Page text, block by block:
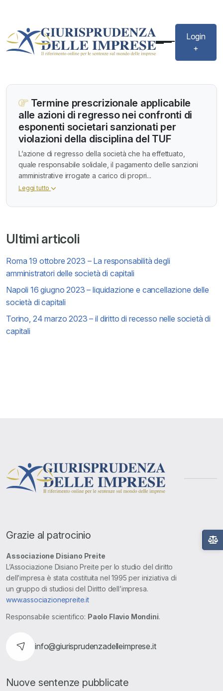
Login
+
Ultimi articoli
Roma 19 ottobre 2023 – La responsabilità degli
amministratori delle società di capitali
Napoli 16 giugno 2023 – liquidazione e cancellazione delle
società di capitali
Torino, 24 marzo 2023 – il diritto di recesso nelle società di
capitali
Termine prescrizionale applicabile
alle azioni di regresso nei confronti di
esponenti societari sanzionati per
violazioni della disciplina del TUF
L’azione di regresso della società che ha effettuato,
quale responsabile solidale, il pagamento delle sanzioni
amministrative irrogate a carico di propri...
Leggi tutto
Grazie al patrocinio
Associazione Disiano Preite
L’Associazione Disiano Preite per lo studio del diritto
dell’impresa è stata costituita nel 1995 per iniziativa di
un gruppo di studiosi del Diritto dell’impresa.
www.associazionepreite.it
Responsabile scientifico: Paolo Flavio Mondini.
info@giurisprudenzadelleimprese.it
Nuove sentenze pubblicate